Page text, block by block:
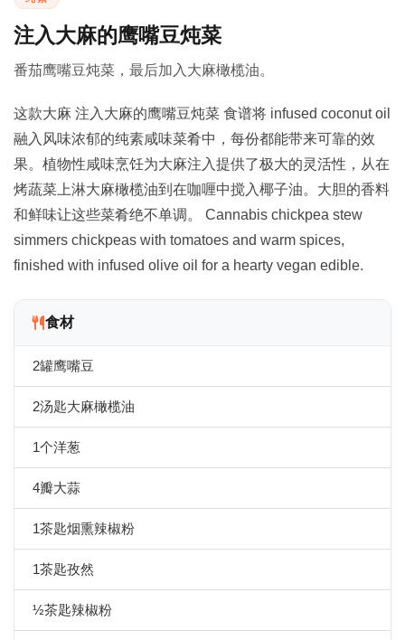
注入大麻的鹰嘴豆炖菜
番茄鹰嘴豆炖菜，最后加入大麻橄榄油。
这款大麻 注入大麻的鹰嘴豆炖菜 食谱将 infused coconut oil
融入风味浓郁的纯素咸味菜肴中，每份都能带来可靠的效
果。植物性咸味烹饪为大麻注入提供了极大的灵活性，从在
烤蔬菜上淋大麻橄榄油到在咖喱中搅入椰子油。大胆的香料
和鲜味让这些菜肴绝不单调。 Cannabis chickpea stew
simmers chickpeas with tomatoes and warm spices,
finished with infused olive oil for a hearty vegan edible.
食材
2罐鹰嘴豆
2汤匙大麻橄榄油
1个洋葱
4瓣大蒜
1茶匙烟熏辣椒粉
1茶匙孜然
½茶匙辣椒粉